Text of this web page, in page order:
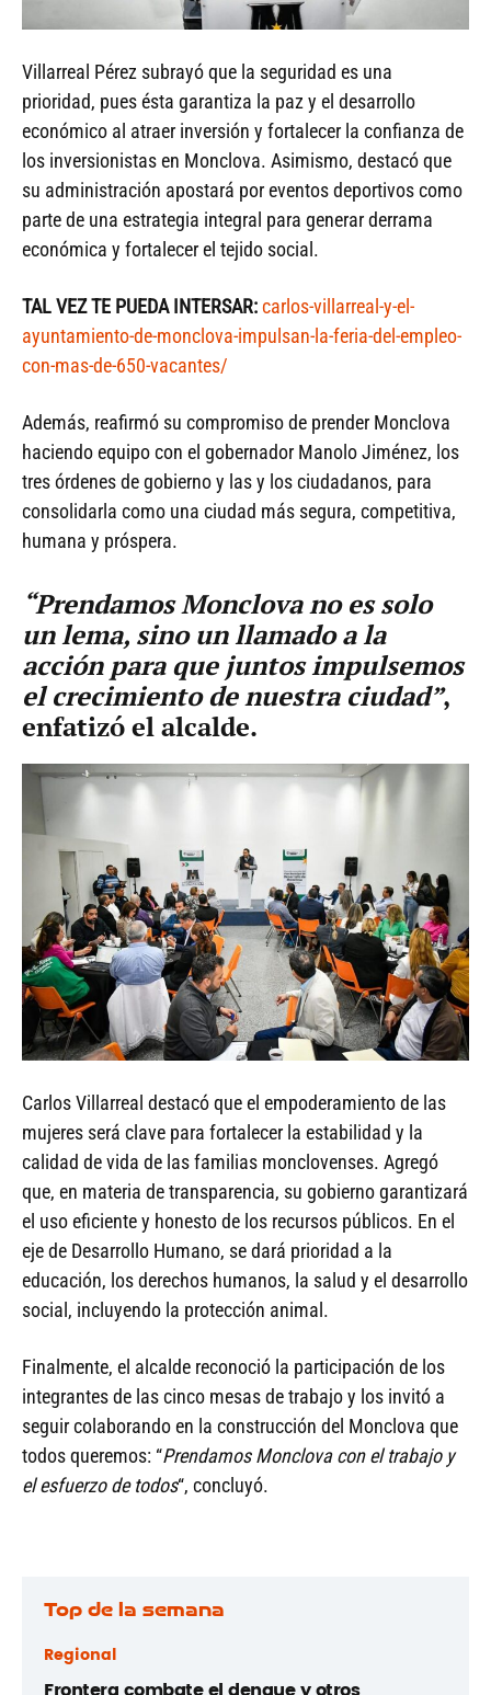
Villarreal Pérez subrayó que la seguridad es una
prioridad, pues ésta garantiza la paz y el desarrollo
económico al atraer inversión y fortalecer la confianza de
los inversionistas en Monclova. Asimismo, destacó que
su administración apostará por eventos deportivos como
parte de una estrategia integral para generar derrama
económica y fortalecer el tejido social.
TAL VEZ TE PUEDA INTERSAR:carlos-villarreal-y-el-
ayuntamiento-de-monclova-impulsan-la-feria-del-empleo-
con-mas-de-650-vacantes/
Además, reafirmó su compromiso de prender Monclova
haciendo equipo con el gobernador Manolo Jiménez, los
tres órdenes de gobierno y las y los ciudadanos, para
consolidarla como una ciudad más segura, competitiva,
humana y próspera.
“Prendamos Monclova no es solo
un lema, sino un llamado a la
acción para que juntos impulsemos
el crecimiento de nuestra ciudad”,
enfatizó el alcalde.
Carlos Villarreal destacó que el empoderamiento de las
mujeres será clave para fortalecer la estabilidad y la
calidad de vida de las familias monclovenses. Agregó
que, en materia de transparencia, su gobierno garantizará
el uso eficiente y honesto de los recursos públicos. En el
eje de Desarrollo Humano, se dará prioridad a la
educación, los derechos humanos, la salud y el desarrollo
social, incluyendo la protección animal.
Finalmente, el alcalde reconoció la participación de los
integrantes de las cinco mesas de trabajo y los invitó a
seguir colaborando en la construcción del Monclova que
todos queremos: “Prendamos Monclova con el trabajo y
el esfuerzo de todos“, concluyó.
Top de la semana
Regional